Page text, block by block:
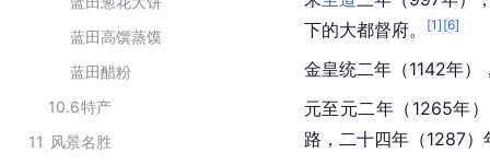
蓝田高馔蒸馍
蓝田醋粉
10.6特产
11 风景名胜
下的大都督府。 [1] [6]
金皇统二年（1142年）
元至元二年（1265年
路，二十四年（1287）